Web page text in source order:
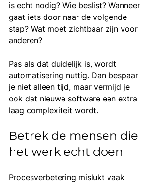
is echt nodig? Wie beslist? Wanneer
gaat iets door naar de volgende
stap? Wat moet zichtbaar zijn voor
anderen?
Pas als dat duidelijk is, wordt
automatisering nuttig. Dan bespaar
je niet alleen tijd, maar vermijd je
ook dat nieuwe software een extra
laag complexiteit wordt.
Betrek de mensen die
het werk echt doen
Procesverbetering mislukt vaak